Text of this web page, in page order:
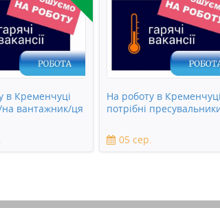
в Кременчуці
на вантажник/ця
На роботу в Кременчуці
потрібні
05 сер.